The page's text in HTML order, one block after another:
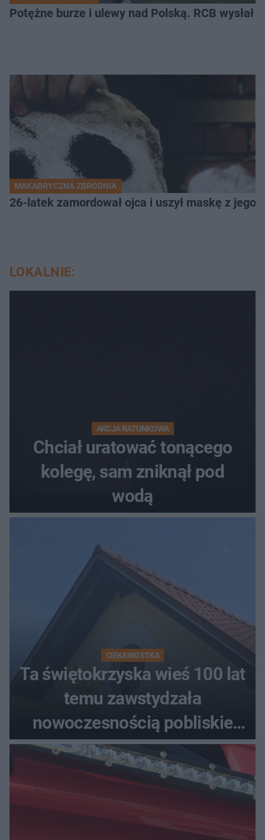
Potężne burze i ulewy nad Polską. RCB
MAKABRYCZNA ZBRODNIA
26-latek zamordował ojca i uszył maskę z
LOKALNIE:
AKCJA RATUNKOWA
Chciał uratować tonącego
kolegę, sam zniknął pod
wodą
CIEKAWOSTKA
Ta świętokrzyska wieś 100 lat
temu zawstydzała
nowoczesnością pobliskie
miasta. Prąd, telefon i
luksusowa auta